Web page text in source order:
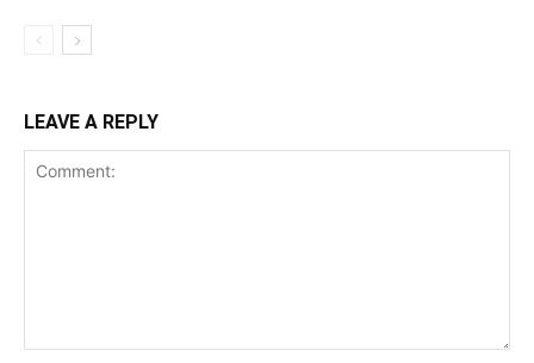
LEAVE A REPLY